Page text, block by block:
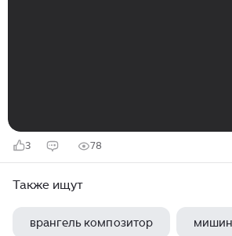
3 78
Также ищут
врангель композитор